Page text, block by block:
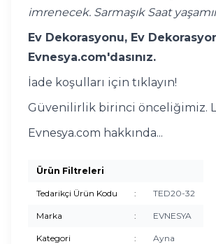
imrenecek. Sarmaşık Saat
Ev Dekorasyonu, Ev
Evnesya.com'dasınız.
İade koşulları için tıklayın!
Güvenilirlik birinci önceliğimiz.
Evnesya.com hakkında...
Ürün Filtreleri
Tedarikçi Ürün Kodu : TED20-32
Marka : EVNESYA
Kategori : Ayna